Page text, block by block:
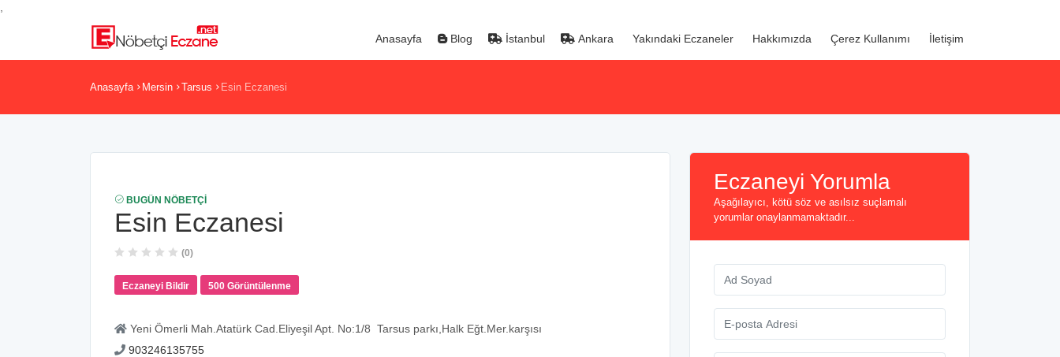
Anasayfa Blog İstanbul Ankara Yakındaki Eczaneler Hakkımızda Çerez Kullanımı İletişim
Anasayfa Mersin Tarsus Esin Eczanesi
BUGÜN NÖBETÇI
Esin Eczanesi
(0)
Eczaneyi Bildir 500 Görüntülenme
Yeni Ömerli Mah.Atatürk Cad.Eliyeşil Apt. No:1/8 Tarsus parkı,Halk Eğt.Mer.karşısı
903246135755
Eczaneyi Yorumla
Aşağılayıcı, kötü söz ve asılsız suçlamalı
yorumlar onaylanmamaktadır...